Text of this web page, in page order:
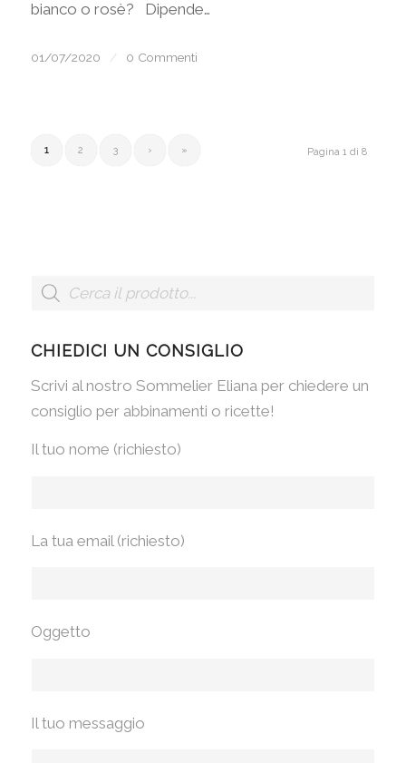
bianco o rosè? Dipende…
01/07/2020 / 0 Commenti
Pagina 1 di 8
1 2 3 › »
CHIEDICI UN CONSIGLIO
Scrivi al nostro Sommelier Eliana per chiedere un
consiglio per abbinamenti o ricette!
Il tuo nome (richiesto)
La tua email (richiesto)
Oggetto
Il tuo messaggio